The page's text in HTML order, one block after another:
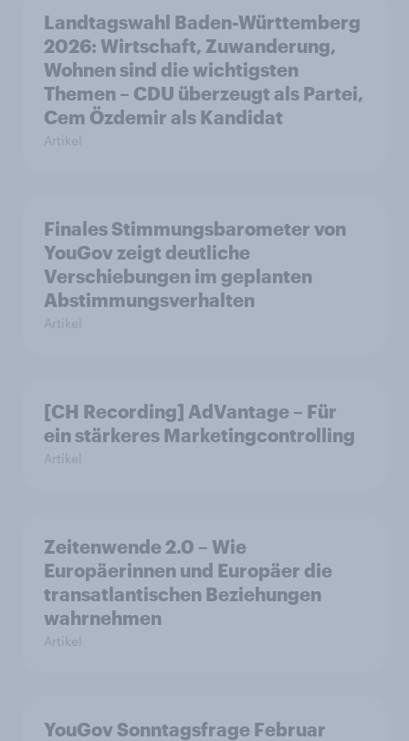
Landtagswahl Baden-Württemberg
2026: Wirtschaft, Zuwanderung,
Wohnen sind die wichtigsten
Themen – CDU überzeugt als Partei,
Cem Özdemir als Kandidat
Artikel
Finales Stimmungsbarometer von
YouGov zeigt deutliche
Verschiebungen im geplanten
Abstimmungsverhalten
Artikel
[CH Recording] AdVantage – Für
ein stärkeres Marketingcontrolling
Artikel
Zeitenwende 2.0 – Wie
Europäerinnen und Europäer die
transatlantischen Beziehungen
wahrnehmen
Artikel
YouGov Sonntagsfrage Februar